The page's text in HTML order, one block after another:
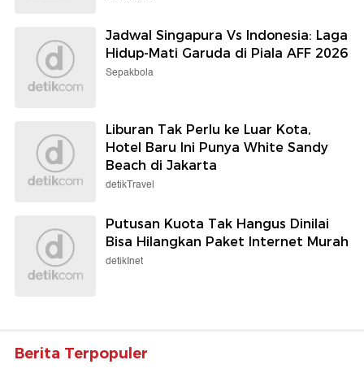
Jadwal Singapura Vs Indonesia: Laga
Hidup-Mati Garuda di Piala AFF 2026
Sepakbola
Liburan Tak Perlu ke Luar Kota,
Hotel Baru Ini Punya White Sandy
Beach di Jakarta
detikTravel
Putusan Kuota Tak Hangus Dinilai
Bisa Hilangkan Paket Internet Murah
detikInet
Berita Terpopuler